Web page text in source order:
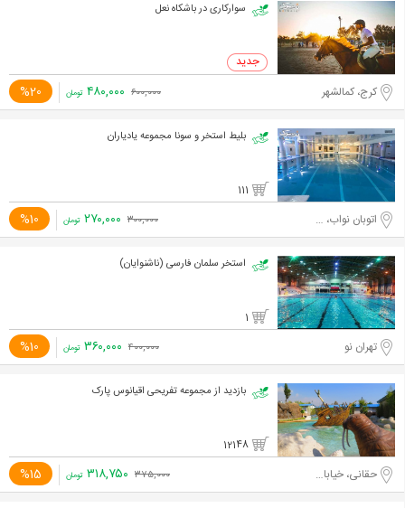
سوارکاری در باشکاه نعل
کرج، کمالشهر %20 ۶۰۰,۰۰۰ ۴۸۰,۰۰۰ تومان
بلیط استخر و سونا مجموعه یادیاران
111
اتوبان نواب، محبوب مجاز شرقی %10 ۳۰۰,۰۰۰ ۲۷۰,۰۰۰ تومان
استخر سلمان فارسی (ناشنوایان)
1
تهران نو %10 ۴۰۰,۰۰۰ ۳۶۰,۰۰۰ تومان
بازدید از مجموعه تفریحی اقیانوس پارک
12148
حقانی، خیابان شهیدی %15 ۳۷۵,۰۰۰ ۳۱۸,۷۵۰ تومان